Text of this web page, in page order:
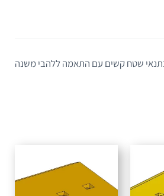
שטח קשים עם התאמה ללהבי משנה